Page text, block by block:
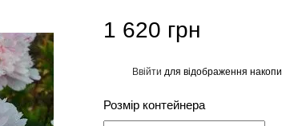
1 620 грн
Ввійти для відображення
Розмір контейнера